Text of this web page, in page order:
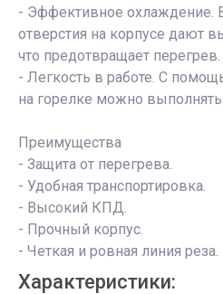
- Эффективное охлаждение.
отверстия на корпусе дают
что предотвращает перегрев.
- Легкость в работе. С
на горелке можно
Преимущества
- Защита от перегрева.
- Удобная транспортировка.
- Высокий КПД.
- Прочный корпус.
- Четкая и ровная линия реза.
Характеристики: